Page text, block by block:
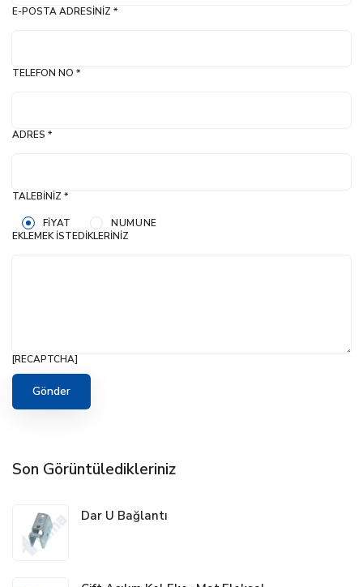
E-POSTA ADRESINIZ *
TELEFON NO *
ADRES *
TALEBINIZ *
FIYAT
NUMUNE
EKLEMEK İSTEDIKLERINIZ
[RECAPTCHA]
Son Görüntüledikleriniz
Dar U Bağlantı